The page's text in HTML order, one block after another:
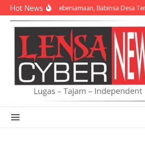
Lewati ke konten
Hot NewsPererat Kebersamaan, Babinsa Desa